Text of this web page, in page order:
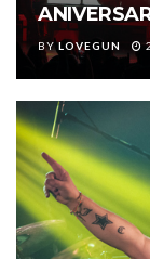
BY LOVEGUN